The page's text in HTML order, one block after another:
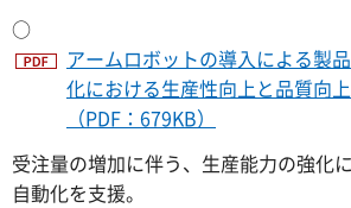
○
アームロボットの導入による製
化における生産性向上と品質向
（PDF：679KB）
受注量の増加に伴う、生産能力の強化
自動化を支援。